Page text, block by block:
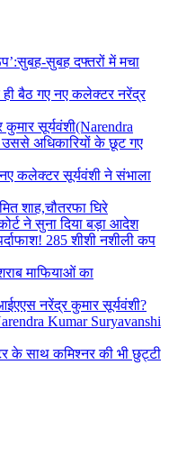
सुबह दफ्तरों में मचा
ही बैठ गए नए कलेक्टर नरेंद्र
कुमार सूर्यवंशी(Narendra
अधिकारियों के छूट गए
कलेक्टर सूर्यवंशी ने संभाला
शाह,चौतरफा घिरे
ने सुना दिया बड़ा आदेश
285 शीशी नशीली कप
माफियाओं का
नरेंद्र कुमार सूर्यवंशी?
Kumar Suryavanshi
के साथ कमिश्नर की भी छुट्टी